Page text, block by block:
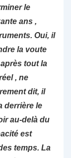
le
ans ,
Oui, il
la voute
tout la
, ne
dit, il
derrière le
au-delà du
est
temps. La